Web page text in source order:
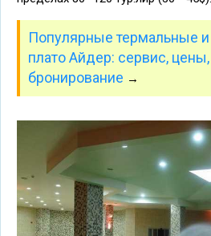
Популярные термальные и
плато Айдер: сервис,
бронирование →